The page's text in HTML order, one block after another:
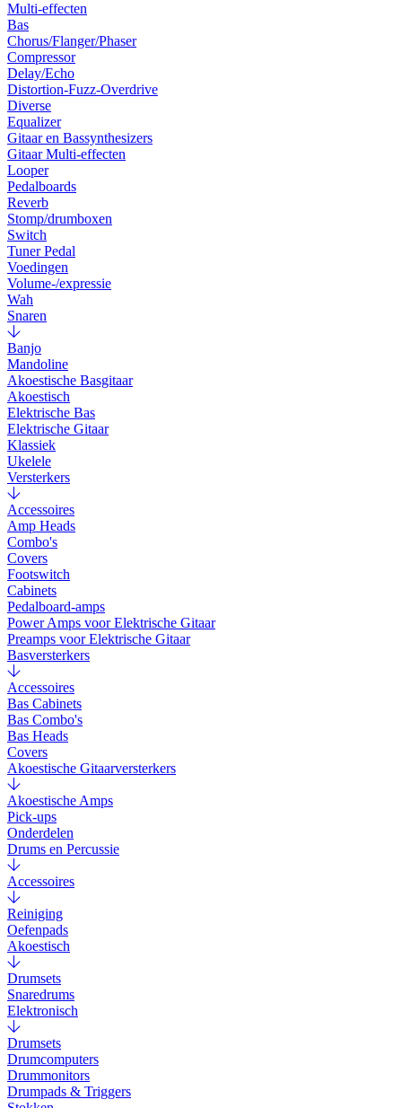
Multi-effecten
Bas
Chorus/Flanger/Phaser
Compressor
Delay/Echo
Distortion-Fuzz-Overdrive
Diverse
Equalizer
Gitaar en Bassynthesizers
Gitaar Multi-effecten
Looper
Pedalboards
Reverb
Stomp/drumboxen
Switch
Tuner Pedal
Voedingen
Volume-/expressie
Wah
Snaren
Banjo
Mandoline
Akoestische Basgitaar
Akoestisch
Elektrische Bas
Elektrische Gitaar
Klassiek
Ukelele
Versterkers
Accessoires
Amp Heads
Combo's
Covers
Footswitch
Cabinets
Pedalboard-amps
Power Amps voor Elektrische Gitaar
Preamps voor Elektrische Gitaar
Basversterkers
Accessoires
Bas Cabinets
Bas Combo's
Bas Heads
Covers
Akoestische Gitaarversterkers
Akoestische Amps
Pick-ups
Onderdelen
Drums en Percussie
Accessoires
Reiniging
Oefenpads
Akoestisch
Drumsets
Snaredrums
Elektronisch
Drumsets
Drumcomputers
Drummonitors
Drumpads & Triggers